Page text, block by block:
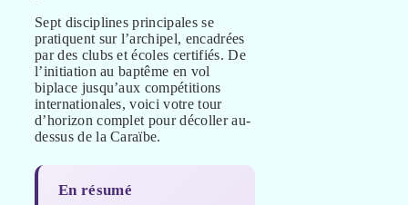
Sept disciplines principales se
pratiquent sur l’archipel, encadrées
par des clubs et écoles certifiés. De
l’initiation au baptême en vol
biplace jusqu’aux compétitions
internationales, voici votre tour
d’horizon complet pour décoller au-
dessus de la Caraïbe.
En résumé